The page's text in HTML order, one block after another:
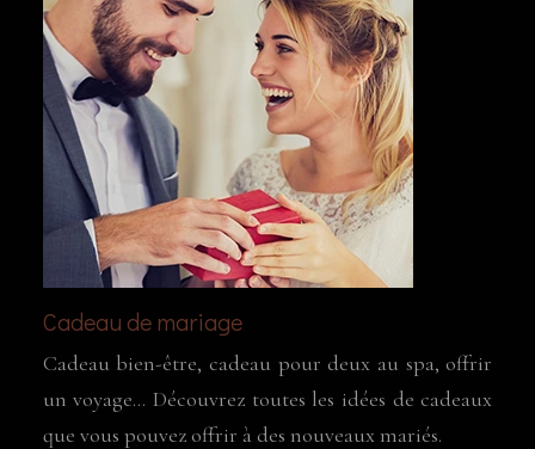
Cadeau de mariage
Cadeau bien-être, cadeau pour deux au spa, offrir
un voyage… Découvrez toutes les idées de cadeaux
que vous pouvez offrir à des nouveaux mariés.